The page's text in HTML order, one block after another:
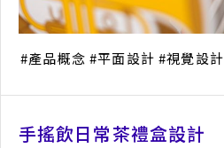
產品概念 平面設計 視覺設計
手搖飲日常茶禮盒設計